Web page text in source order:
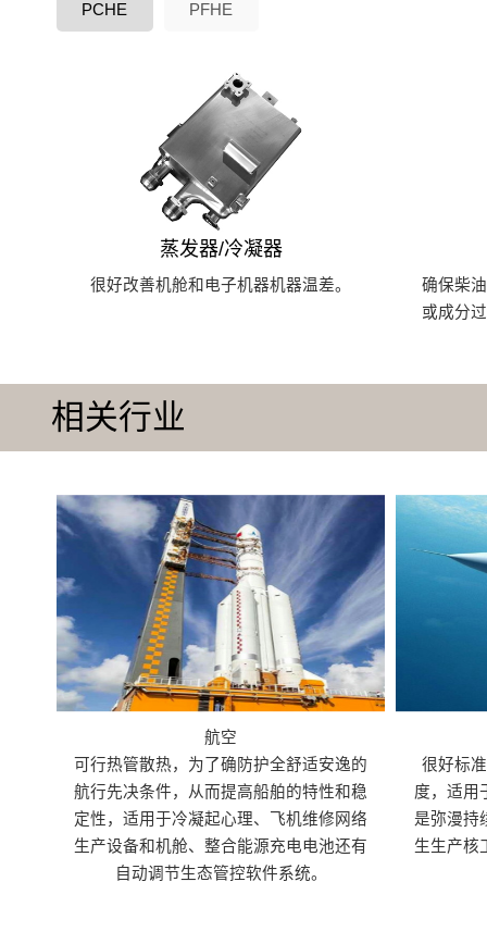
PCHE PFHE
蒸发器/冷凝器
很好改善机舱和电子机器机器温差。
确保柴
或成分
相关行业
航空
可行热管散热，为了确防护全舒适安逸的
航行先决条件，从而提高船舶的特性和稳
定性，适用于冷凝起心理、飞机维修网络
生产设备和机舱、整合能源充电电池还有
自动调节生态管控软件系统。
很好标
度，适用
是弥漫持
生生产核